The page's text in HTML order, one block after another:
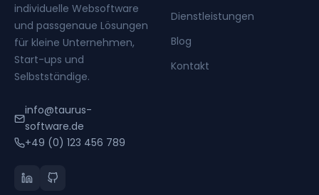
individuelle Websoftware
und passgenaue Lösungen
für kleine Unternehmen,
Start-ups und
Selbstständige.
info@taurus-
software.de
+49 (0) 123 456 789
Dienstleistungen
Blog
Kontakt